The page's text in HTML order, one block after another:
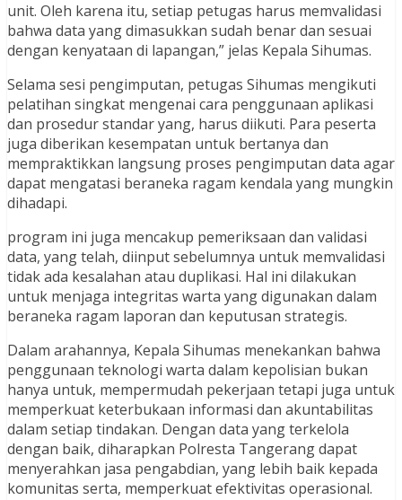
unit. Oleh karena itu, setiap petugas harus memvalidasi
bahwa data yang dimasukkan sudah benar dan sesuai
dengan kenyataan di lapangan,” jelas Kepala Sihumas.
Selama sesi pengimputan, petugas Sihumas mengikuti
pelatihan singkat mengenai cara penggunaan aplikasi
dan prosedur standar yang, harus diikuti. Para peserta
juga diberikan kesempatan untuk bertanya dan
mempraktikkan langsung proses pengimputan data agar
dapat mengatasi beraneka ragam kendala yang mungkin
dihadapi.
program ini juga mencakup pemeriksaan dan validasi
data, yang telah, diinput sebelumnya untuk memvalidasi
tidak ada kesalahan atau duplikasi. Hal ini dilakukan
untuk menjaga integritas warta yang digunakan dalam
beraneka ragam laporan dan keputusan strategis.
Dalam arahannya, Kepala Sihumas menekankan bahwa
penggunaan teknologi warta dalam kepolisian bukan
hanya untuk, mempermudah pekerjaan tetapi juga untuk
memperkuat keterbukaan informasi dan akuntabilitas
dalam setiap tindakan. Dengan data yang terkelola
dengan baik, diharapkan Polresta Tangerang dapat
menyerahkan jasa pengabdian, yang lebih baik kepada
komunitas serta, memperkuat efektivitas operasional.